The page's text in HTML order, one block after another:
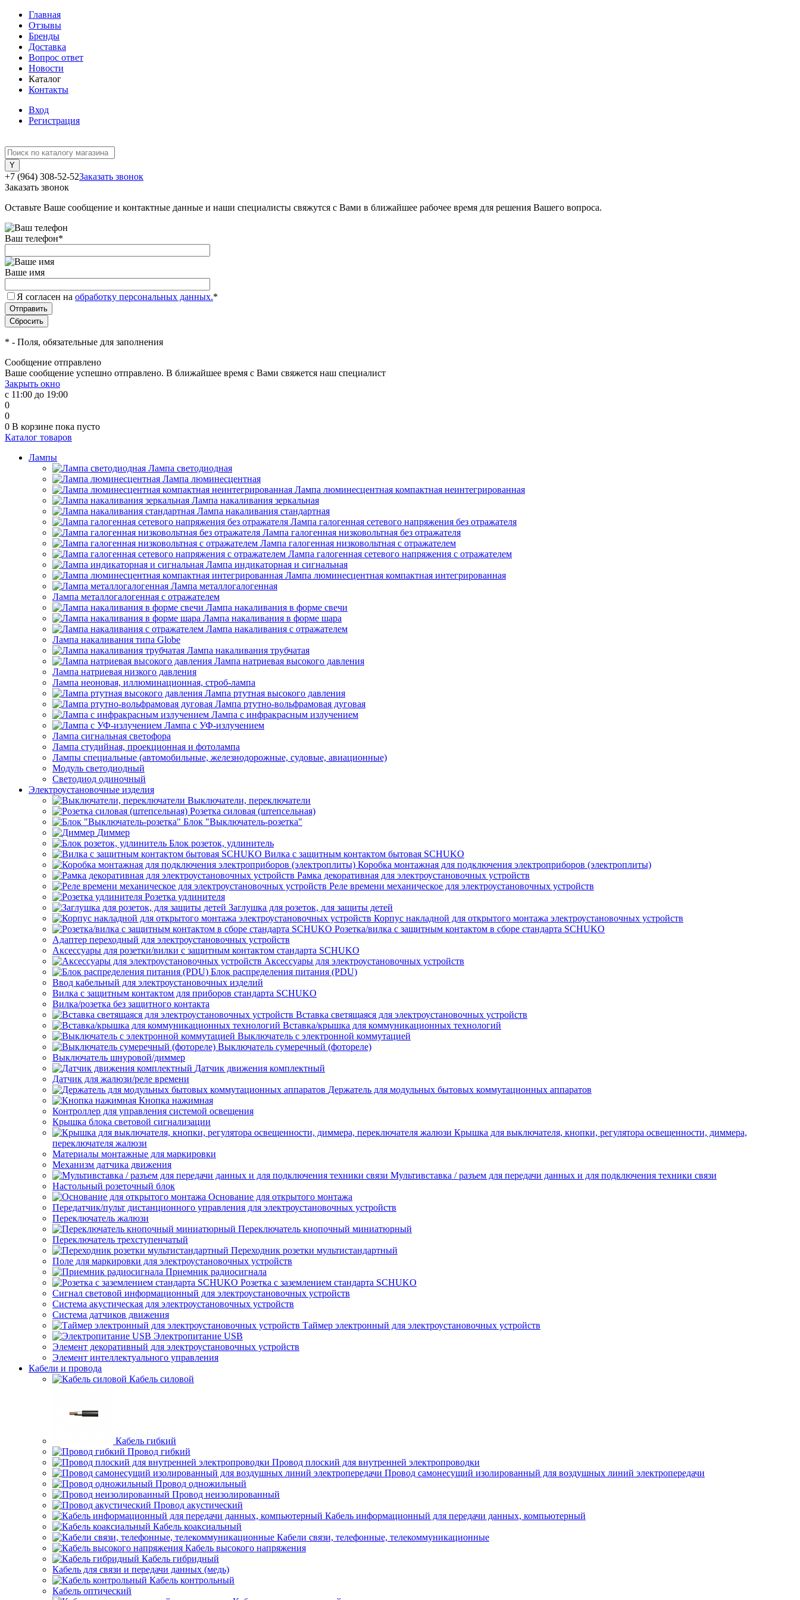
Главная
Отзывы
Бренды
Доставка
Вопрос ответ
Новости
Каталог
Контакты
Вход
Регистрация
+7 (964) 308-52-52Заказать звонок
Заказать звонок
Оставьте Ваше сообщение и контактные данные и наши специалисты свяжутся с Вами в ближайшее рабочее время для решения Вашего вопроса.
Ваш телефон*
Ваше имя
Я согласен на обработку персональных данных.*
* - Поля, обязательные для заполнения
Сообщение отправлено
Ваше сообщение успешно отправлено. В ближайшее время с Вами свяжется наш специалист
Закрыть окно
с 11:00 до 19:00
0
0
0 В корзине пока пусто
Каталог товаров
Лампы
Лампа светодиодная
Лампа люминесцентная
Лампа люминесцентная компактная неинтегрированная
Лампа накаливания зеркальная
Лампа накаливания стандартная
Лампа галогенная сетевого напряжения без отражателя
Лампа галогенная низковольтная без отражателя
Лампа галогенная низковольтная с отражателем
Лампа галогенная сетевого напряжения с отражателем
Лампа индикаторная и сигнальная
Лампа люминесцентная компактная интегрированная
Лампа металлогалогенная
Лампа металлогалогенная с отражателем
Лампа накаливания в форме свечи
Лампа накаливания в форме шара
Лампа накаливания с отражателем
Лампа накаливания типа Globe
Лампа накаливания трубчатая
Лампа натриевая высокого давления
Лампа натриевая низкого давления
Лампа неоновая, иллюминационная, строб-лампа
Лампа ртутная высокого давления
Лампа ртутно-вольфрамовая дуговая
Лампа с инфракрасным излучением
Лампа с УФ-излучением
Лампа сигнальная светофора
Лампа студийная, проекционная и фотолампа
Лампы специальные (автомобильные, железнодорожные, судовые, авиационные)
Модуль светодиодный
Светодиод одиночный
Электроустановочные изделия
Выключатели, переключатели
Розетка силовая (штепсельная)
Блок "Выключатель-розетка"
Диммер
Блок розеток, удлинитель
Вилка с защитным контактом бытовая SCHUKO
Коробка монтажная для подключения электроприборов (электроплиты)
Рамка декоративная для электроустановочных устройств
Реле времени механическое для электроустановочных устройств
Розетка удлинителя
Заглушка для розеток, для защиты детей
Корпус накладной для открытого монтажа электроустановочных устройств
Розетка/вилка с защитным контактом в сборе стандарта SCHUKO
Адаптер переходный для электроустановочных устройств
Аксессуары для розетки/вилки с защитным контактом стандарта SCHUKO
Аксессуары для электроустановочных устройств
Блок распределения питания (PDU)
Ввод кабельный для электроустановочных изделий
Вилка с защитным контактом для приборов стандарта SCHUKO
Вилка/розетка без защитного контакта
Вставка светящаяся для электроустановочных устройств
Вставка/крышка для коммуникационных технологий
Выключатель с электронной коммутацией
Выключатель сумеречный (фотореле)
Выключатель шнуровой/диммер
Датчик движения комплектный
Датчик для жалюзи/реле времени
Держатель для модульных бытовых коммутационных аппаратов
Кнопка нажимная
Контроллер для управления системой освещения
Крышка блока световой сигнализации
Крышка для выключателя, кнопки, регулятора освещенности, диммера,
переключателя жалюзи
Материалы монтажные для маркировки
Механизм датчика движения
Мультивставка / разъем для передачи данных и для подключения техники связи
Настольный розеточный блок
Основание для открытого монтажа
Передатчик/пульт дистанционного управления для электроустановочных устройств
Переключатель жалюзи
Переключатель кнопочный миниатюрный
Переключатель трехступенчатый
Переходник розетки мультистандартный
Поле для маркировки для электроустановочных устройств
Приемник радиосигнала
Розетка с заземлением стандарта SCHUKO
Сигнал световой информационный для электроустановочных устройств
Система акустическая для электроустановочных устройств
Система датчиков движения
Таймер электронный для электроустановочных устройств
Электропитание USB
Элемент декоративный для электроустановочных устройств
Элемент интеллектуального управления
Кабели и провода
Кабель силовой
Кабель гибкий
Провод гибкий
Провод плоский для внутренней электропроводки
Провод самонесущий изолированный для воздушных линий электропередачи
Провод одножильный
Провод неизолированный
Провод акустический
Кабель информационный для передачи данных, компьютерный
Кабель коаксиальный
Кабели связи, телефонные, телекоммуникационные
Кабель высокого напряжения
Кабель гибридный
Кабель для связи и передачи данных (медь)
Кабель контрольный
Кабель оптический